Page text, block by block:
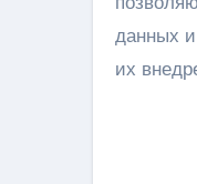
данных
их